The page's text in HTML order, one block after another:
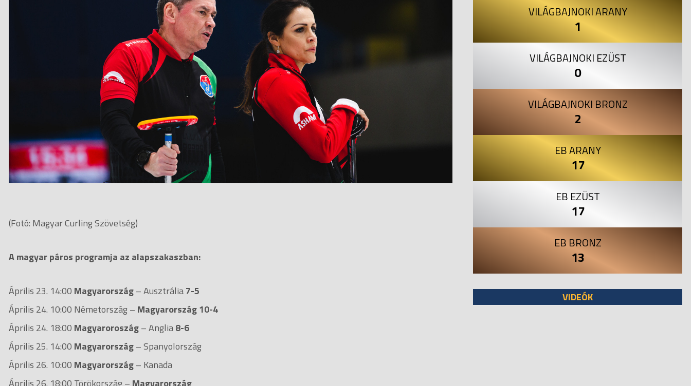
(Fotó: Magyar Curling Szövetség)
A magyar páros programja az alapszakaszban:
Április 23. 14:00 Magyarország– Ausztrália7-5
Április 24. 10:00 Németország – Magyarország10-4
Április 24. 18:00 Magyaroroszág– Anglia8-6
Április 25. 14:00 Magyarország– Spanyolország
Április 26. 10:00 Magyarország– Kanada
Április 26. 18:00 Törökország – Magyarország
VILÁGBAJNOKI ARANY
1
VILÁGBAJNOKI EZÜST
0
VILÁGBAJNOKI BRONZ
2
EB ARANY
17
EB EZÜST
17
EB BRONZ
13
VIDEÓK